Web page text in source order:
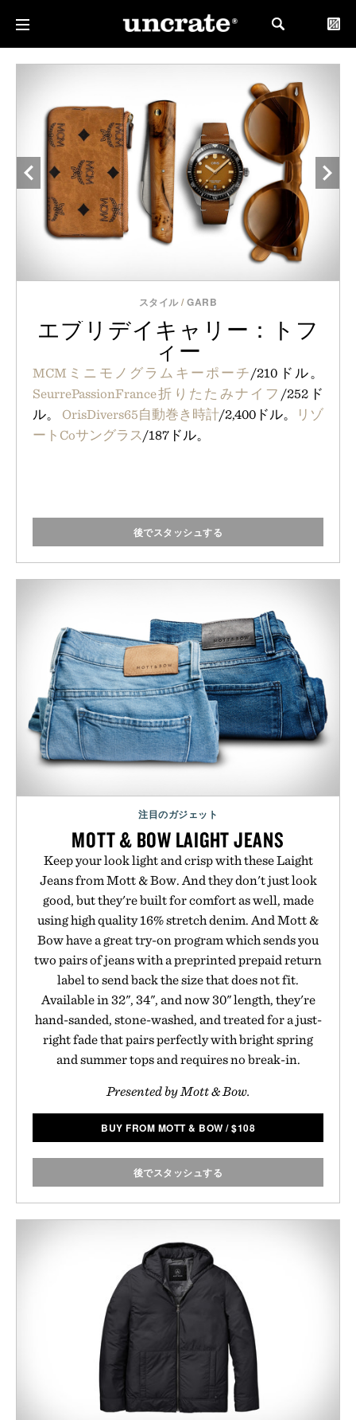
スタイル /GARB
エブリデイキャリー：トフ
ィー
MCMミニモノグラムキーポーチ/210ドル。
SeurrePassionFrance折りたたみナイフ /252ド
ル。 OrisDivers65自動巻き時計/2,400ドル。
リゾ
ートCoサングラス/187ドル。
後でスタッシュする
注目のガジェット
MOTT & BOW LAIGHT JEANS
Keep your look light and crisp with these Laight
Jeans from Mott & Bow. And they don't just look
good, but they're built for comfort as well, made
using high quality 16% stretch denim. And Mott &
Bow have a great try-on program which sends you
two pairs of jeans with a preprinted prepaid return
label to send back the size that does not fit.
Available in 32", 34", and now 30" length, they're
hand-sanded, stone-washed, and treated for a just-
right fade that pairs perfectly with bright spring
and summer tops and requires no break-in.
Presented by Mott & Bow.
BUY FROM MOTT & BOW /$108
後でスタッシュする